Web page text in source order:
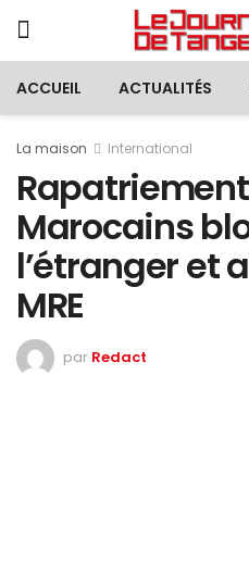
ACCUEIL ACTUALITÉS
La maison International
Marocains
l’étranger et
MRE
par Redact